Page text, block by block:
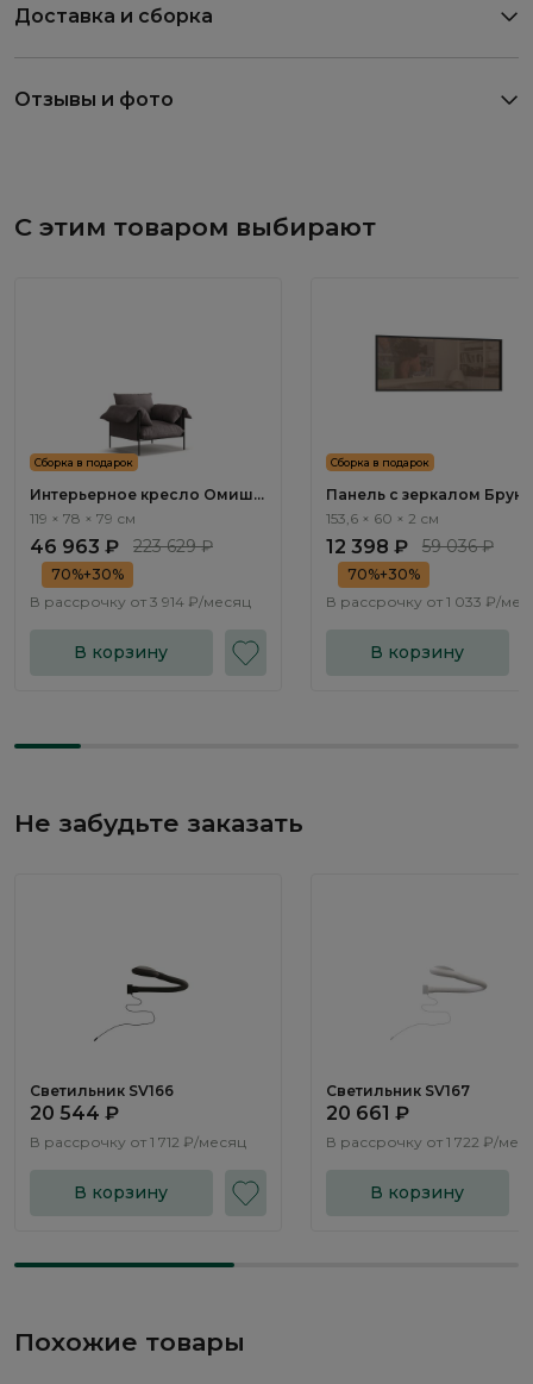
Доставка и сборка
Отзывы и фото
С этим товаром выбирают
Сборка в подарок
Интерьерное кресло Омиш /
Omish ММ104.2
119 × 78 × 79 см
46 963 ₽ 223 629 ₽
70%+30%
В рассрочку от 3 914 ₽/месяц
В корзину
Сборка в подарок
Панель с зеркалом
Bruno BC1051.0
153,6 × 60 × 2 см
12 398 ₽ 59 036 ₽
70%+30%
В рассрочку от 1 033 ₽/
В корзину
Не забудьте заказать
Светильник SV166
20 544 ₽
В рассрочку от 1 712 ₽/месяц
В корзину
Светильник SV167
20 661 ₽
В рассрочку от 1 722 ₽/
В корзину
Похожие товары